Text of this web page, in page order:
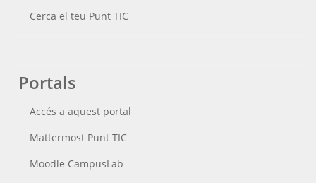
Cerca el teu Punt TIC
Portals
Accés a aquest portal
Mattermost Punt TIC
Moodle CampusLab